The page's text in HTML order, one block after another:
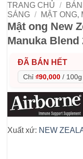
TRANG CHỦ /
SÁNG / MẬT ONG,
Mật ong New
Manuka Blend
ĐÃ BÁN HẾT
Chỉ ₫90,000 / 100g
Xuất xứ: NEW